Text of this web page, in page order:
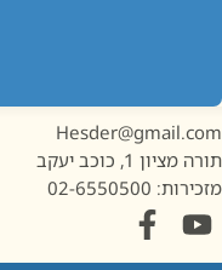
1, כוכב יעקב
02-6550500